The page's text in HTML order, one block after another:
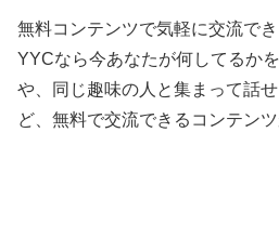
無料コンテンツで気軽に交流でき
YYCなら今あなたが何してるか
や、同じ趣味の人と集まって話
ど、無料で交流できるコンテンツ